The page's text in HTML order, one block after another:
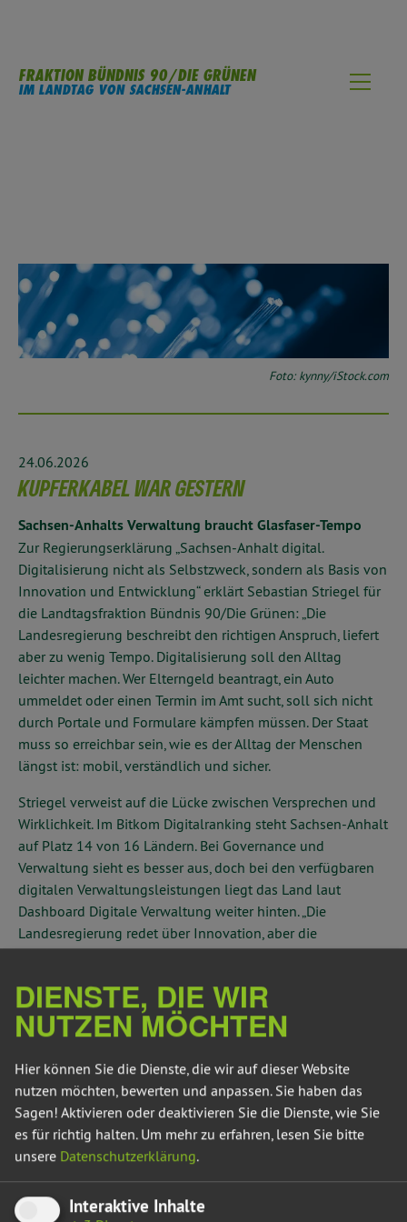
FRAKTION BÜNDNIS 90/DIE GRÜNEN
IM LANDTAG VON SACHSEN-ANHALT
Foto: kynny/iStock.com
24.06.2026
KUPFERKABEL WAR GESTERN
Sachsen-Anhalts Verwaltung braucht Glasfaser-Tempo
Zur Regierungserklärung „Sachsen-Anhalt digital.
Digitalisierung nicht als Selbstzweck, sondern als Basis von
Innovation und Entwicklung“ erklärt Sebastian Striegel für
die Landtagsfraktion Bündnis 90/Die Grünen: „Die
Landesregierung beschreibt den richtigen Anspruch, liefert
aber zu wenig Tempo. Digitalisierung soll den Alltag
leichter machen. Wer Elterngeld beantragt, ein Auto
ummeldet oder einen Termin im Amt sucht, soll sich nicht
durch Portale und Formulare kämpfen müssen. Der Staat
muss so erreichbar sein, wie es der Alltag der Menschen
längst ist: mobil, verständlich und sicher.
Striegel verweist auf die Lücke zwischen Versprechen und
Wirklichkeit. Im Bitkom Digitalranking steht Sachsen-Anhalt
auf Platz 14 von 16 Ländern. Bei Governance und
Verwaltung sieht es besser aus, doch bei den verfügbaren
digitalen Verwaltungsleistungen liegt das Land laut
Dashboard Digitale Verwaltung weiter hinten. „Die
Landesregierung redet über Innovation, aber die
Die Fraktion Bündnis 90/Die Grünen fordert einen Neustart
für die digitale Verwaltung. Alle Verwaltungsleistungen
App des Landes soll die Schnittstelle zum Amt werden,
nutzbar auf Smartphone und Tablet, mit sicheren
Schnittstellen, einheitlichen Standards und echter
Nutzerfreundlichkeit.
„Digitalisierung ist kein Schaufensterprojekt für
Sonntagsreden. Sie ist die Werkbank für ein moderneres
DIENSTE, DIE WIR
NUTZEN MÖCHTEN
Hier können Sie die Dienste, die wir auf dieser Website
nutzen möchten, bewerten und anpassen. Sie haben das
Sagen! Aktivieren oder deaktivieren Sie die Dienste, wie Sie
es für richtig halten. Um mehr zu erfahren, lesen Sie bitte
unsere Datenschutzerklärung.
Interaktive Inhalte